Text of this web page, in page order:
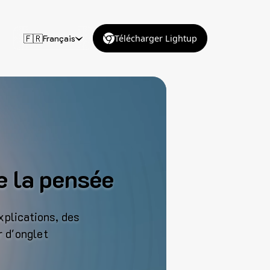
🇫🇷Français Télécharger Lightup
la pensée
des
d'onglet